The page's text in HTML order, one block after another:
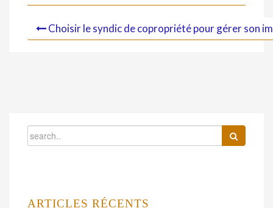
Choisir le syndic de copropriété pour gérer son
ARTICLES RÉCENTS